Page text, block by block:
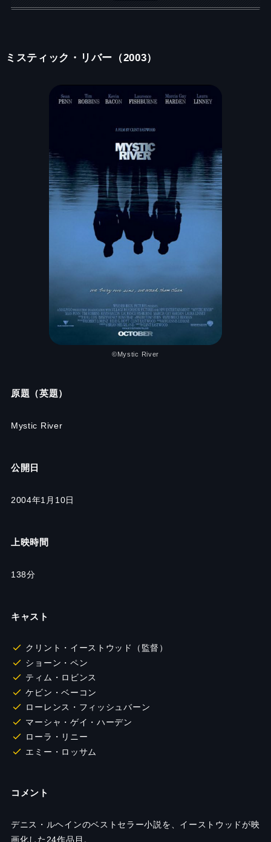
ミスティック・リバー（2003）
©Mystic River
原題（英題）
Mystic River
公開日
2004年1月10日
上映時間
138分
キャスト
クリント・イーストウッド（監督）
ショーン・ペン
ティム・ロビンス
ケビン・ベーコン
ローレンス・フィッシュバーン
マーシャ・ゲイ・ハーデン
ローラ・リニー
エミー・ロッサム
コメント
デニス・ルヘインのベストセラー小説を、イーストウッドが映
画化した24作品目。